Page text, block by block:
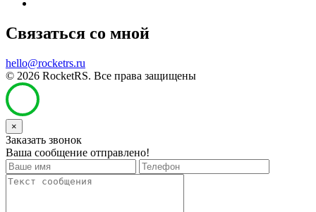
Связаться со мной
hello@rocketrs.ru
© 2026 RocketRS. Все права защищены
×
Заказать звонок
Ваша сообщение отправлено!